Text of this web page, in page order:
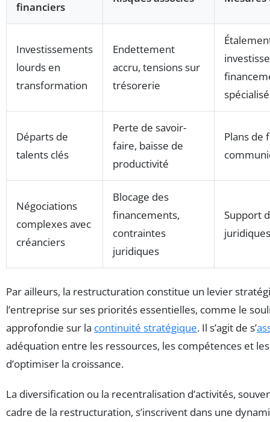
financiers
Investissements
lourds en
transformation
Endettement
accru, tensions sur
trésorerie
spécialisé
Départs de
talents clés
Perte de savoir-
faire, baisse de
productivité
Plans de
Négociations
complexes avec
créanciers
Blocage des
financements,
contraintes
juridiques
Support
Par ailleurs, la restructuration constitue un levier
l’entreprise sur ses priorités essentielles, comme le
approfondie sur la continuité stratégique. Il s’agit de s’
adéquation entre les ressources, les compétences et
d’optimiser la croissance.
La diversification ou la recentralisation d’activités,
cadre de la restructuration, s’inscrivent dans une